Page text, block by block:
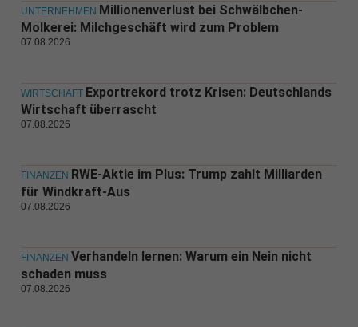
UNTERNEHMEN Millionenverlust bei Schwälbchen-
Molkerei: Milchgeschäft wird zum Problem
07.08.2026
WIRTSCHAFT Exportrekord trotz Krisen: Deutschlands
Wirtschaft überrascht
07.08.2026
FINANZEN RWE-Aktie im Plus: Trump zahlt Milliarden
für Windkraft-Aus
07.08.2026
FINANZEN Verhandeln lernen: Warum ein Nein nicht
schaden muss
07.08.2026